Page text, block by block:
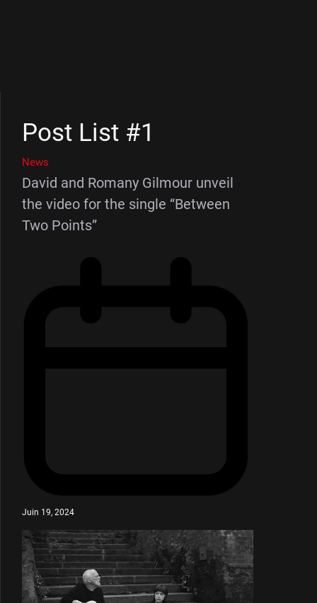
Post List #1
News
David and Romany Gilmour unveil
the video for the single “Between
Two Points”
Juin 19, 2024